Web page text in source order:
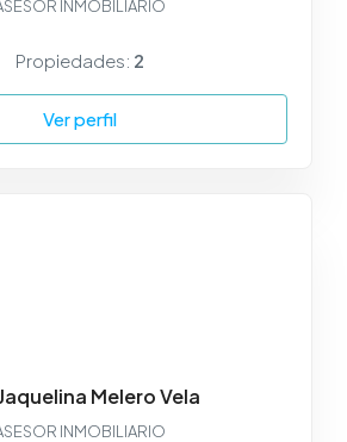
INMOBILIARIO
Propiedades: 2
Ver perfil
Melero Vela
INMOBILIARIO